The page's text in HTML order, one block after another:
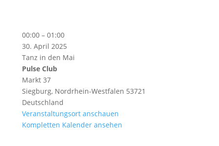
Tanz
in
den
Mai
00:00 – 01:00
30. April 2025
Tanz in den Mai
Pulse Club
Markt 37
Siegburg, Nordrhein-Westfalen 53721
Deutschland
Veranstaltungsort anschauen
Kompletten Kalender ansehen